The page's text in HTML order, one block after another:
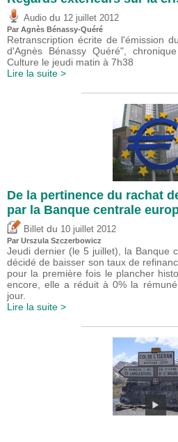
Audio du 12 juillet 2012
Par Agnès Bénassy-Quéré
Retranscription écrite de l'émission
d'Agnès Bénassy Quéré",
Culture le jeudi matin à 7h38
Lire la suite >
De la pertinence du rachat
par la Banque centrale
Billet du 10 juillet 2012
Par Urszula Szczerbowicz
Jeudi dernier (le 5 juillet), la Banque
décidé de baisser son taux de
pour la première fois le plancher
encore, elle a réduit à 0% la
jour.
Lire la suite >